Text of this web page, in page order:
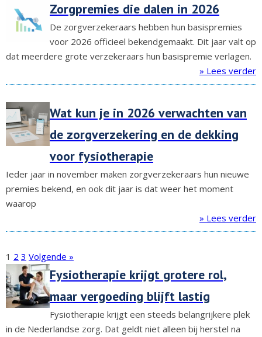
Zorgpremies die dalen in 2026
De zorgverzekeraars hebben hun basispremies
voor 2026 officieel bekendgemaakt. Dit jaar valt op
dat meerdere grote verzekeraars hun basispremie verlagen.
» Lees verder
Wat kun je in 2026 verwachten van
de zorgverzekering en de dekking
voor fysiotherapie
Ieder jaar in november maken zorgverzekeraars hun nieuwe
premies bekend, en ook dit jaar is dat weer het moment
waarop
» Lees verder
1 2 3 Volgende »
Fysiotherapie krijgt grotere rol,
maar vergoeding blijft lastig
Fysiotherapie krijgt een steeds belangrijkere plek
in de Nederlandse zorg. Dat geldt niet alleen bij herstel na